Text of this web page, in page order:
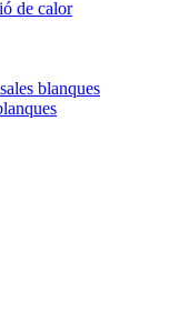
de calor
blanques